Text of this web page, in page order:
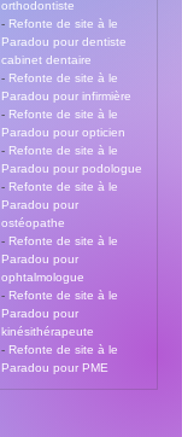
orthodontiste
- Refonte de site à le
Paradou pour dentiste
cabinet dentaire
- Refonte de site à le
Paradou pour infirmière
- Refonte de site à le
Paradou pour opticien
- Refonte de site à le
Paradou pour podologue
- Refonte de site à le
Paradou pour
ostéopathe
- Refonte de site à le
Paradou pour
ophtalmologue
- Refonte de site à le
Paradou pour
kinésithérapeute
- Refonte de site à le
Paradou pour PME